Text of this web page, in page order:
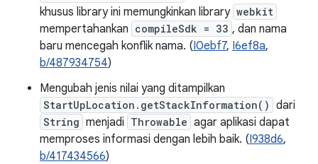
khusus library ini memungkinkan library webkit
mempertahankan compileSdk = 33 , dan nama
baru mencegah konflik nama. (I0ebf7, I6ef8a,
b/487934754)
Mengubah jenis nilai yang ditampilkan
StartUpLocation.getStackInformation() dari
String menjadi Throwable agar aplikasi dapat
memproses informasi dengan lebih baik. (I938d6,
b/417434566)